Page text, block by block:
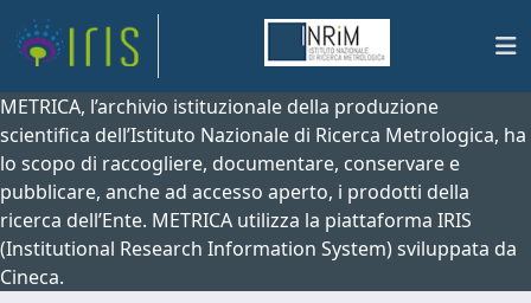
METRICA, l’archivio istituzionale della produzione
scientifica dell’Istituto Nazionale di Ricerca Metrologica, ha
lo scopo di raccogliere, documentare, conservare e
pubblicare, anche ad accesso aperto, i prodotti della
ricerca dell’Ente. METRICA utilizza la piattaforma IRIS
(Institutional Research Information System) sviluppata da
Cineca.